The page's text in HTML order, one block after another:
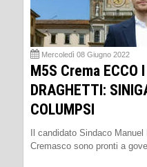
Mercoledì 08 Giugno 2022
M5S Crema ECCO
DRAGHETTI:
COLUMPSI
Il candidato Sindaco
Cremasco sono pronti a